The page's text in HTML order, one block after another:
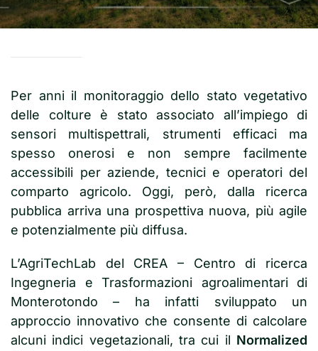
Per anni il monitoraggio dello stato vegetativo
delle colture è stato associato all’impiego di
sensori multispettrali, strumenti efficaci ma
spesso onerosi e non sempre facilmente
accessibili per aziende, tecnici e operatori del
comparto agricolo. Oggi, però, dalla ricerca
pubblica arriva una prospettiva nuova, più agile
e potenzialmente più diffusa.
L’AgriTechLab del CREA – Centro di ricerca
Ingegneria e Trasformazioni agroalimentari di
Monterotondo – ha infatti sviluppato un
approccio innovativo che consente di calcolare
alcuni indici vegetazionali, tra cui il Normalized